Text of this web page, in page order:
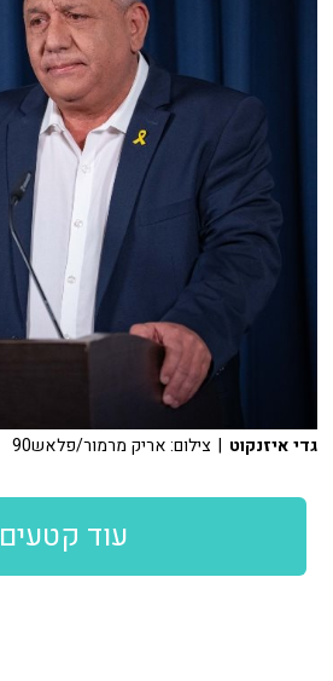
גדי איזנקוט | צילום: אריק מרמור/פלאש90
עוד קטעים